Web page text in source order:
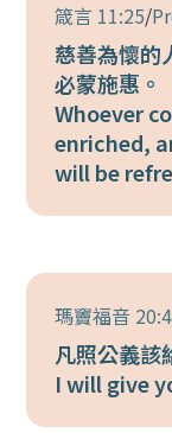
箴言 11:25/
慈善為懷的
必蒙施惠。
Whoever
enriched,
will be
瑪竇福音 20:4
凡照公義該
I will give